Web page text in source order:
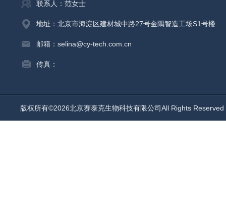
联系人：范女士
地址：北京市海淀区建材城中路27号金隅智造工场S1号楼
邮箱：selina@cy-tech.com.cn
传真：
版权所有©2026北京赛泰克生物科技有限公司All Rights